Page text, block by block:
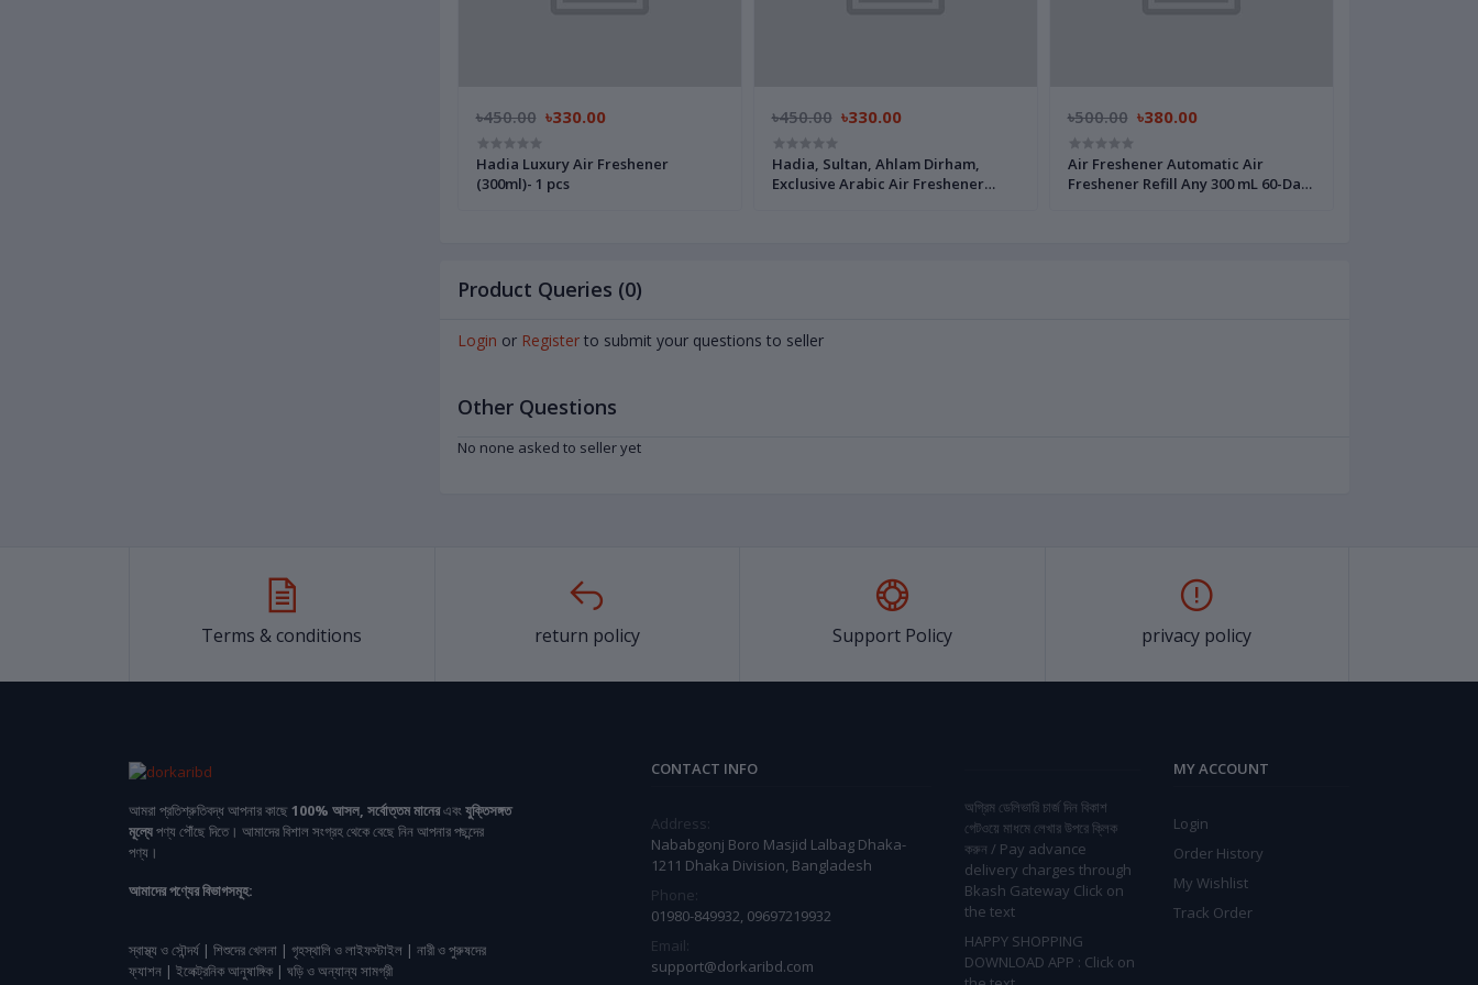
৳450.00 ৳330.00
Hadia Luxury Air Freshener
(300ml)- 1 pcs
৳450.00 ৳330.00
Hadia, Sultan, Ahlam Dirham,
Exclusive Arabic Air Freshener
৳500.00 ৳380.00
Air Freshener Automatic Air
Freshener Refill Any 300 mL 60-Day
Product Queries (0)
Login or Register to submit your questions to seller
Other Questions
No none asked to seller yet
Terms & conditions return policy Support Policy privacy policy
আমরা প্রতিশ্রুতিবদ্ধ আপনার কাছে 100% আসল, সর্বোত্তম মানেরএবংযুক্তিসঙ্গত
মূল্যেপণ্য পৌঁছে দিতে। আমাদের বিশাল সংগ্রহ থেকে বেছে নিন আপনার পছন্দের
পণ্য।
আমাদের পণ্যের বিভাগসমূহ:
স্বাস্থ্য ও সৌন্দর্য | শিশুদের খেলনা | গৃহস্থালি ও লাইফস্টাইল | নারী ও পুরুষদের
ফ্যাশন | ইলেক্ট্রনিক আনুষাঙ্গিক | ঘড়ি ও অন্যান্য সামগ্রী
CONTACT INFO
Address:
Nababgonj Boro Masjid Lalbag Dhaka-
1211 Dhaka Division, Bangladesh
Phone:
01980-849932, 09697219932
Email:
support@dorkaribd.com
অগ্রিম ডেলিভারি চার্জ দিন বিকাশ
গেটওয়ে মাধমে লেখার উপরে ক্লিক
করুন / Pay advance
delivery charges through
Bkash Gateway Click on
the text
HAPPY SHOPPING
DOWNLOAD APP : Click on
MY ACCOUNT
Login
Order History
My Wishlist
Track Order